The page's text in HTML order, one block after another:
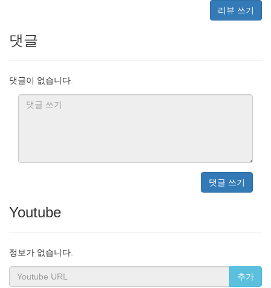
리뷰 쓰기
댓글
댓글이 없습니다.
댓글 쓰기
Youtube
정보가 없습니다.
추가